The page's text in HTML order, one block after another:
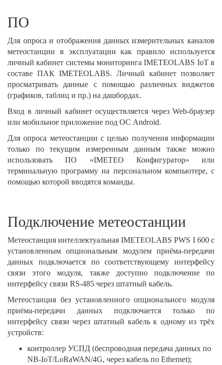
ПО
Для опроса и отображения данных измерительных каналов
метеостанции в эксплуатации как правило используется
личный кабинет системы мониторинга IMETEOLABS IoT в
составе ПАК IMETEOLABS. Личный кабинет позволяет
просматривать данные с помощью различных виджетов
(графиков, таблиц и пр.) на дашбордах.
Вход в личный кабинет осуществляется через Web-браузер
или мобильное приложение под ОС Android.
Для опроса метеостанции с целью получения информации
только по текущим измеренным данным также можно
использовать ПО «IMETEO Конфигуратор» или
терминальную программу на персональном компьютере, с
помощью которой вводятся команды.
Подключение метеостанции
Метеостанция интеллектуальная IMETEOLABS PWS I 600 с
установленным опциональным модулем приёма-передачи
данных подключается по соответствующему интерфейсу
связи этого модуля, также доступно подключение по
интерфейсу связи RS-485 через штатный кабель.
Метеостанция без установленного опционального модуля
приёма-передачи данных подключается только по
интерфейсу связи через штатный кабель к одному из трёх
устройств:
контроллер УСПД (беспроводная передача данных по
NB-IoT/LoRaWAN/4G, через кабель по Ethernet);